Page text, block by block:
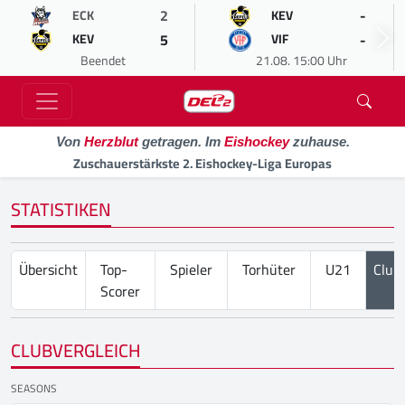
ECK 2
KEV 5
Beendet
KEV -
VIF -
21.08. 15:00 Uhr
Von Herzblutgetragen. Im Eishockeyzuhause.
Zuschauerstärkste 2. Eishockey-Liga Europas
STATISTIKEN
Übersicht
Top-
Scorer
Spieler Torhüter U21
CLUBVERGLEICH
SEASONS